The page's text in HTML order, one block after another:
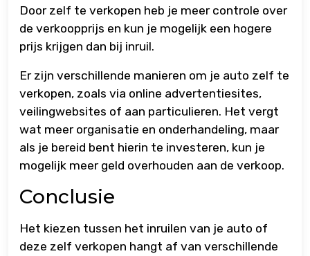
Door zelf te verkopen heb je meer controle over
de verkoopprijs en kun je mogelijk een hogere
prijs krijgen dan bij inruil.
Er zijn verschillende manieren om je auto zelf te
verkopen, zoals via online advertentiesites,
veilingwebsites of aan particulieren. Het vergt
wat meer organisatie en onderhandeling, maar
als je bereid bent hierin te investeren, kun je
mogelijk meer geld overhouden aan de verkoop.
Conclusie
Het kiezen tussen het inruilen van je auto of
deze zelf verkopen hangt af van verschillende